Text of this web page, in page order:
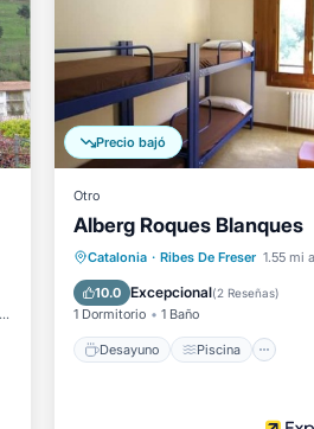
Precio bajó
Otro
Alberg Roques Blanques
Catalonia · Ribes De Freser 1.55 mi
10.0 Excepcional(2 Reseñas)
1 Dormitorio 1 Baño
Desayuno Piscina
Desayuno
Piscina
Balcón/Terraza
Cocina